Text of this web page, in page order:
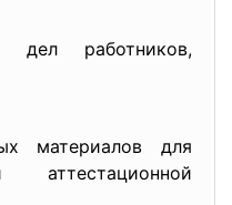
дел работников,
материалов для
аттестационной